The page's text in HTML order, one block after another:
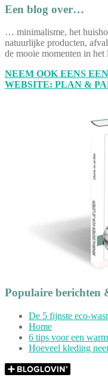
Een blog over…
… minimalisme, het
natuurlijke producten,
de mooie momenten in het
NEEM OOK EENS
WEBSITE: PLAN &
Populaire berichten
De 5 fijnste eco-
Home
6 tips voor een
Hoeveel kleding